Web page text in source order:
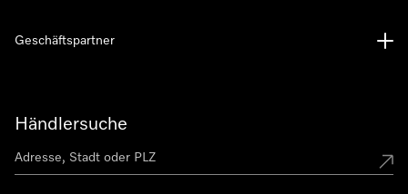
Händlersuche
Geschäftspartner